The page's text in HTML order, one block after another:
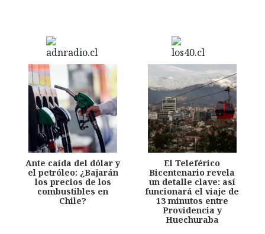
Ante caída del dólar y
el petróleo: ¿Bajarán
los precios de los
combustibles en
Chile?
El Teleférico
Bicentenario revela
un detalle clave: así
funcionará el viaje de
13 minutos entre
Providencia y
Huechuraba